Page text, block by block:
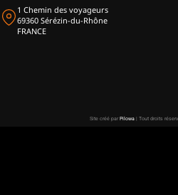
1 Chemin des voyageurs
69360 Sérézin-du-Rhône
FRANCE
Site créé par Pilowa | Tout droits